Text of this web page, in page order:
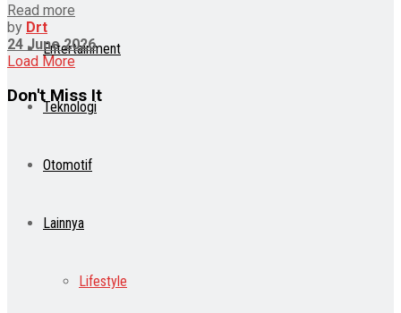
Entertainment
Teknologi
Otomotif
Lainnya
Lifestyle
Read more
by Drt
24 June 2026
Load More
Don't Miss It